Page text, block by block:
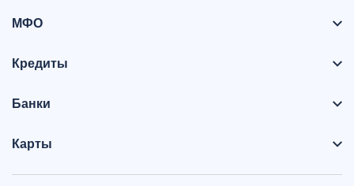
МФО
Кредиты
Банки
Карты